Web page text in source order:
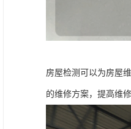
房屋检测可以为房屋
的维修方案，提高维修